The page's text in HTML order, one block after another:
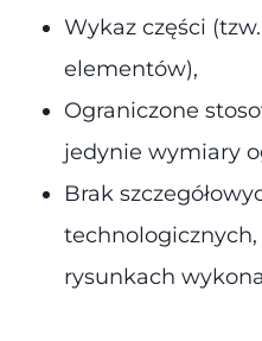
Wykaz części
elementów),
Ograniczone
jedynie wymiary
Brak
rysunkach